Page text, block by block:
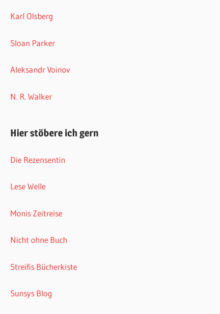
Karl Olsberg
Sloan Parker
Aleksandr Voinov
N. R. Walker
Hier stöbere ich gern
Die Rezensentin
Lese Welle
Monis Zeitreise
Nicht ohne Buch
Streifis Bücherkiste
Sunsys Blog